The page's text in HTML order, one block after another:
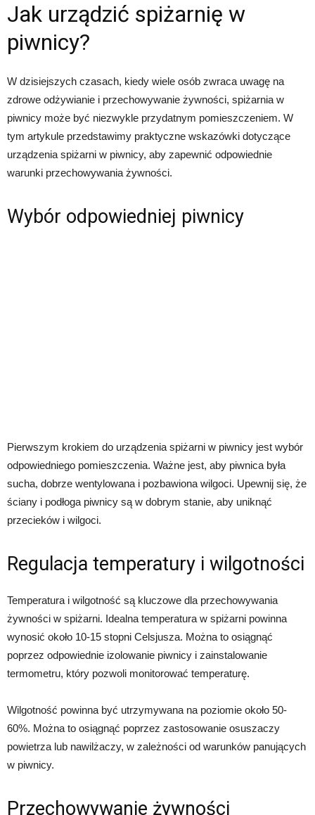
Jak urządzić spiżarnię w
piwnicy?
W dzisiejszych czasach, kiedy wiele osób zwraca uwagę na
zdrowe odżywianie i przechowywanie żywności, spiżarnia w
piwnicy może być niezwykle przydatnym pomieszczeniem. W
tym artykule przedstawimy praktyczne wskazówki dotyczące
urządzenia spiżarni w piwnicy, aby zapewnić odpowiednie
warunki przechowywania żywności.
Wybór odpowiedniej piwnicy
Pierwszym krokiem do urządzenia spiżarni w piwnicy jest wybór
odpowiedniego pomieszczenia. Ważne jest, aby piwnica była
sucha, dobrze wentylowana i pozbawiona wilgoci. Upewnij się, że
ściany i podłoga piwnicy są w dobrym stanie, aby uniknąć
przecieków i wilgoci.
Regulacja temperatury i wilgotności
Temperatura i wilgotność są kluczowe dla przechowywania
żywności w spiżarni. Idealna temperatura w spiżarni powinna
wynosić około 10-15 stopni Celsjusza. Można to osiągnąć
poprzez odpowiednie izolowanie piwnicy i zainstalowanie
termometru, który pozwoli monitorować temperaturę.
Wilgotność powinna być utrzymywana na poziomie około 50-
60%. Można to osiągnąć poprzez zastosowanie osuszaczy
powietrza lub nawilżaczy, w zależności od warunków panujących
w piwnicy.
Przechowywanie żywności